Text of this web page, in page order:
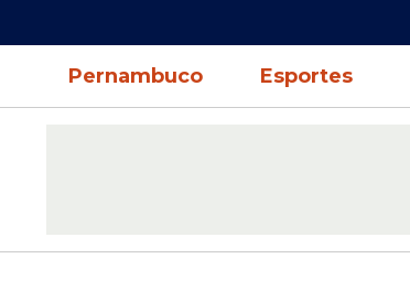
Pernambuco Esportes